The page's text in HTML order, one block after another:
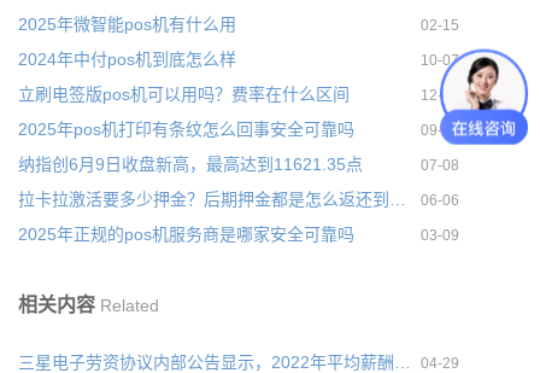
2025年微智能pos机有什么用 02-15
2024年中付pos机到底怎么样 10-07
立刷电签版pos机可以用吗？费率在什么区间 12-01
2025年pos机打印有条纹怎么回事安全可靠吗 09-02
纳指创6月9日收盘新高，最高达到11621.35点 07-08
06-06
2025年正规的pos机服务商是哪家安全可靠吗 03-09
相关内容 Related
04-29